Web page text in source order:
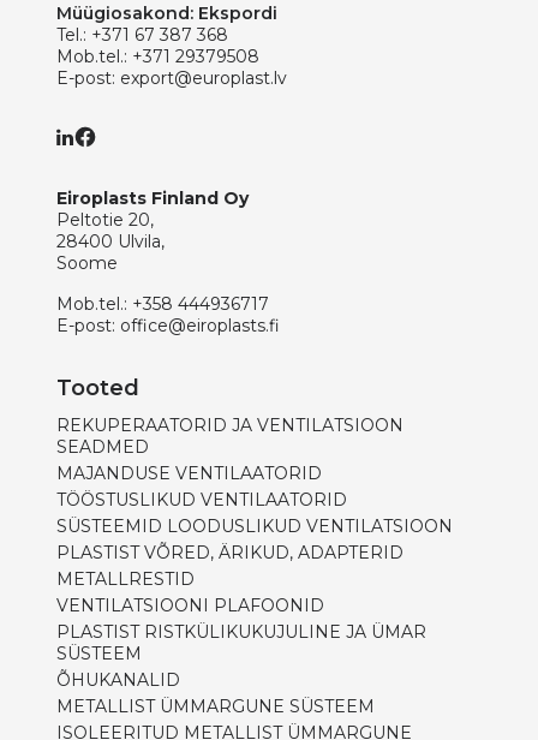
Müügiosakond: Ekspordi
Tel.: +371 67 387 368
Mob.tel.: +371 29379508
E-post: export@europlast.lv
Eiroplasts Finland Oy
Peltotie 20,
28400 Ulvila,
Soome
Mob.tel.: +358 444936717
E-post: office@eiroplasts.fi
Tooted
REKUPERAATORID JA VENTILATSIOON
SEADMED
MAJANDUSE VENTILAATORID
TÖÖSTUSLIKUD VENTILAATORID
SÜSTEEMID LOODUSLIKUD VENTILATSIOON
PLASTIST VÕRED, ÄRIKUD, ADAPTERID
METALLRESTID
VENTILATSIOONI PLAFOONID
PLASTIST RISTKÜLIKUKUJULINE JA ÜMAR
SÜSTEEM
ÕHUKANALID
METALLIST ÜMMARGUNE SÜSTEEM
ISOLEERITUD METALLIST ÜMMARGUNE